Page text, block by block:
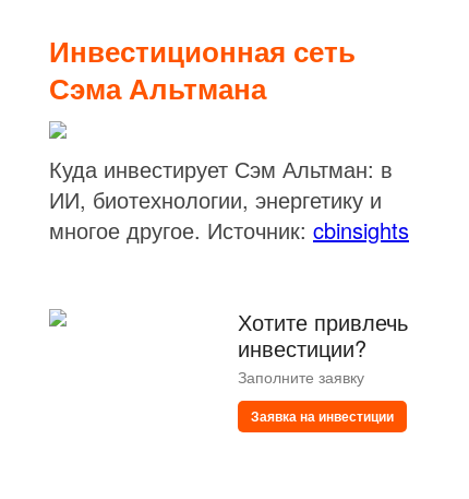
Инвестиционная сеть
Сэма Альтмана
Куда инвестирует Сэм Альтман: в
ИИ, биотехнологии, энергетику и
многое другое. Источник: cbinsights
Хотите привлечь
инвестиции?
Заполните заявку
Заявка на инвестиции